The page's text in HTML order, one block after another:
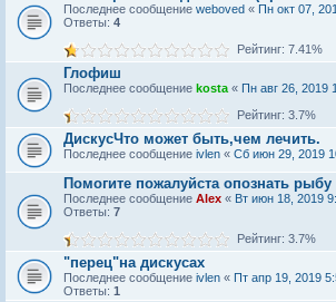
Последнее сообщение weboved « Пн окт 07,
Ответы: 4
Рейтинг: 7.41%
Глофиш
Последнее сообщение kosta « Пн авг 26, 2019
Рейтинг: 3.7%
ДискусЧто может быть,чем лечить.
Последнее сообщение ivlen « Сб июн 29, 2019
Помогите пожалуйста опознать
Последнее сообщение Alex « Вт июн 18, 2019
Ответы: 7
Рейтинг: 3.7%
"перец"на дискусах
Последнее сообщение ivlen « Пт апр 19, 2019
Ответы: 1